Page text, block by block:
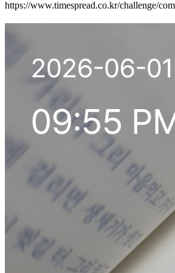
https://www.timespread.co.kr/challenge/